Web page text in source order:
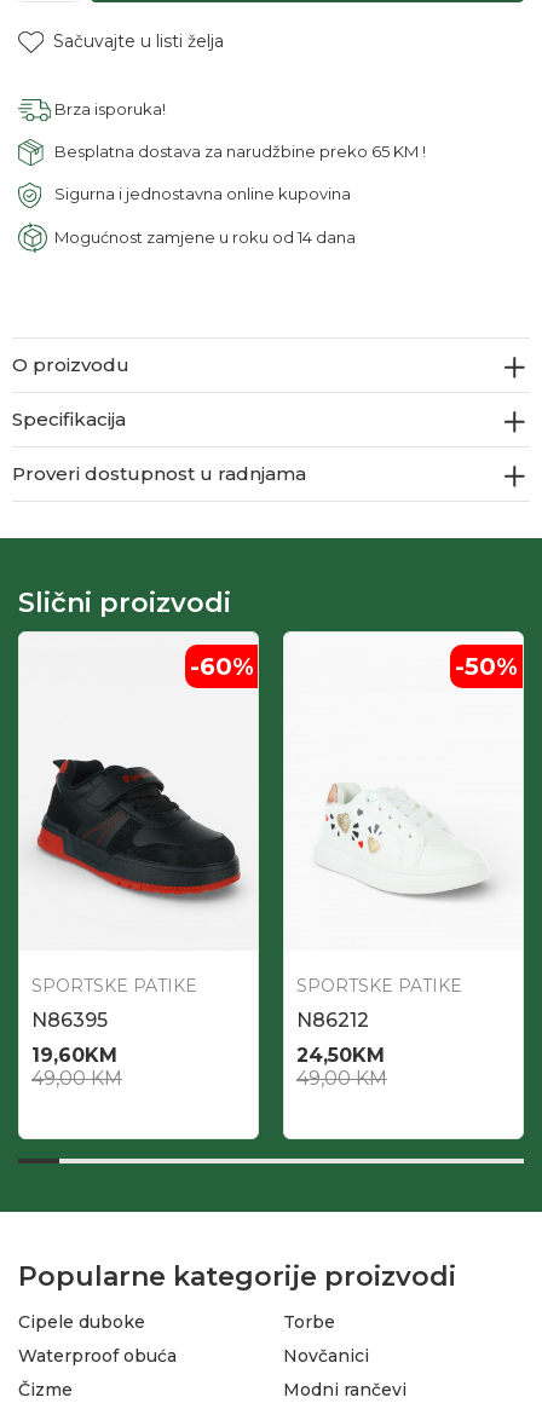
Sačuvajte u listi želja
Brza isporuka!
Besplatna dostava za narudžbine preko 65 KM !
Sigurna i jednostavna online kupovina
Mogućnost zamjene u roku od 14 dana
O proizvodu
Specifikacija
Proveri dostupnost u radnjama
Slični proizvodi
-60%
SPORTSKE PATIKE
N86395
19,60KM
49,00KM
-50%
SPORTSKE PATIKE
N86212
24,50KM
49,00KM
Popularne kategorije proizvodi
Cipele duboke
Waterproof obuća
Čizme
Torbe
Novčanici
Modni rančevi